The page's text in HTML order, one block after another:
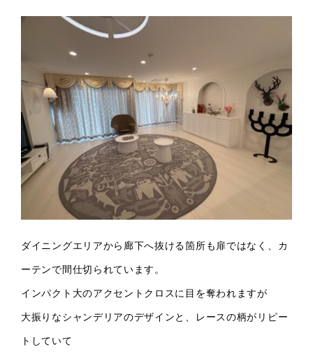
ダイニングエリアから廊下へ抜ける箇所も扉ではなく、カ
ーテンで間仕切られています。
インパクト大のアクセントクロスに目を奪われますが
大振りなシャンデリアのデザインと、レースの柄がリピー
トしていて